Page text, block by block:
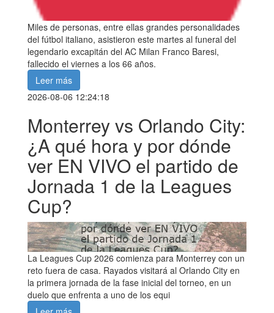
Miles de personas, entre ellas grandes personalidades
del fútbol italiano, asistieron este martes al funeral del
legendario excapitán del AC Milan Franco Baresi,
fallecido el viernes a los 66 años.
Leer más
2026-08-06 12:24:18
Monterrey vs Orlando City:
¿A qué hora y por dónde
ver EN VIVO el partido de
Jornada 1 de la Leagues
Cup?
La Leagues Cup 2026 comienza para Monterrey con un
reto fuera de casa. Rayados visitará al Orlando City en
la primera jornada de la fase inicial del torneo, en un
duelo que enfrenta a uno de los equi